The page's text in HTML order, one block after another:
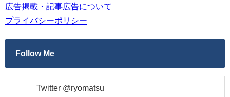
広告掲載・記事広告について
プライバシーポリシー
Follow Me
Twitter @ryomatsu